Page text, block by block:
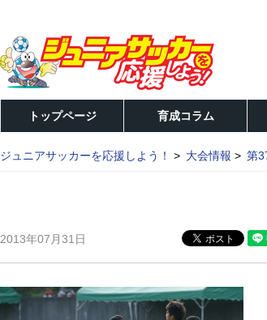
トップページ 育成コラム
ジュニアサッカーを応援しよう！ 大会情報 第
2013年07月31日